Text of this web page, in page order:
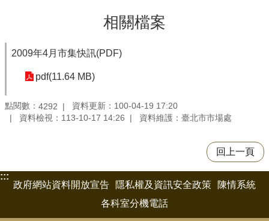
相關檔案
2009年4月市集快訊(PDF)
pdf(11.64 MB)
點閱數： 4292
資料更新：100-04-19 17:20
資料檢視：113-10-17 14:26
資料維護：臺北市市場處
回上一頁
:::
政府網站資料開放宣告
隱私權及資訊安全政策
陳情系統
各科室分機電話